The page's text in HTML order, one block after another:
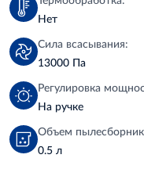
Нет
Сила всасывания:
13000 Па
Регулировка
На ручке
Объем
0.5 л